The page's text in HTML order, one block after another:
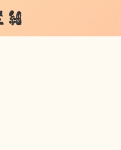
細